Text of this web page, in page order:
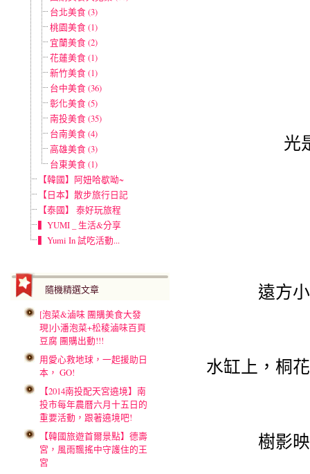
台北美食 (3)
桃園美食 (1)
宜蘭美食 (2)
花蓮美食 (1)
新竹美食 (1)
台中美食 (36)
彰化美食 (5)
南投美食 (35)
台南美食 (4)
高雄美食 (3)
台東美食 (1)
【韓國】阿妞哈歇呦~
【日本】散步旅行日記
【泰國】 泰好玩旅程
▍YUMI _ 生活&分享
▍Yumi In 試吃活動...
隨機精選文章
[泡菜&滷味 團購美食大發
現]小潘泡菜+松稜滷味百頁
豆腐 團購出動!!!
用愛心救地球，一起援助日
本， GO!
【2014南投配天宮遶境】南
投市每年農曆六月十五日的
重要活動，跟著遶境吧!
【韓國旅遊首爾景點】德壽
宮，風雨飄搖中守護住的王
宮
光
遠方
水缸上，桐
樹影